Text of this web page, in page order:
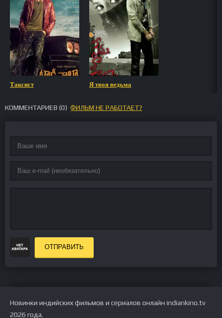
Таксист Я твоя ведьма
КОММЕНТАРИЕВ (0) ФИЛЬМ НЕ РАБОТАЕТ?
ОТПРАВИТЬ
Новинки индийских фильмов и сериалов онлайн indiankino.tv
2026 года.